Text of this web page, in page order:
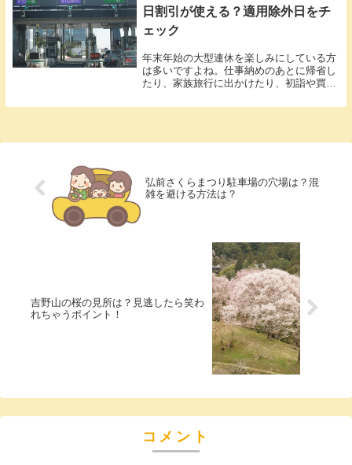
日割引が使える？適用除外日をチ
ェック
年末年始の大型連休を楽しみにしている方
は多いですよね。仕事納めのあとに帰省し
たり、家族旅行に出かけたり、初詣や買い
も増えやすい時期です。そんなときに気に
弘前さくらまつり駐車場の穴場は？混
雑を避ける方法は？
吉野山の桜の見所は？見逃したら笑わ
れちゃうポイント！
コメント